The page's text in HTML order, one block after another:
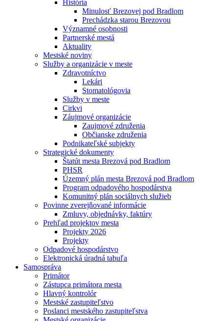
História
Minulosť Brezovej pod Bradlom
Prechádzka starou Brezovou
Významné osobnosti
Partnerské mestá
Aktuality
Mestské noviny
Služby a organizácie v meste
Zdravotníctvo
Lekári
Stomatológovia
Služby v meste
Cirkvi
Záujmové organizácie
Zaujmové združenia
Občianske združenia
Podnikateľské subjekty
Strategické dokumenty
Štatút mesta Brezová pod Bradlom
PHSR
Územný plán mesta Brezová pod Bradlom
Program odpadového hospodárstva
Komunitný plán sociálnych služieb
Povinne zverejňované informácie
Zmluvy, objednávky, faktúry
Prehľad projektov mesta
Projekty 2026
Projekty
Odpadové hospodárstvo
Elektronická úradná tabuľa
Samospráva
Primátor
Zástupca primátora mesta
Hlavný kontrolór
Mestské zastupiteľstvo
Poslanci mestského zastupiteľstva